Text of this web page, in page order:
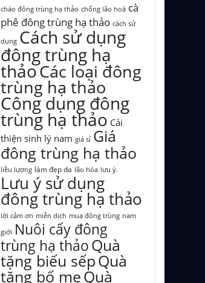
cháo đông trùng hạ thảo chống lão hoá cà
phê đông trùng hạ thảo cách sử
dụng Cách sử dụng
đông trùng hạ
thảoCác loại đông
trùng hạ thảo
Công dụng đông
trùng hạ thảo Cải
thiện sinh lý nam giá sỉ Giá
đông trùng hạ thảo
liều lượng làm đẹp da lão hóa lưu ý.
Lưu ý sử dụng
đông trùng hạ thảo
lời cảm ơn miễn dịch mua đông trùng nam
giới Nuôi cấy đông
trùng hạ thảoQuà
tặng biếu sếpQuà
tặng bố mẹQuà